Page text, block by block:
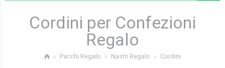
Cordini per Confezioni
Regalo
Pacchi Regalo Nastri Regalo Cordini